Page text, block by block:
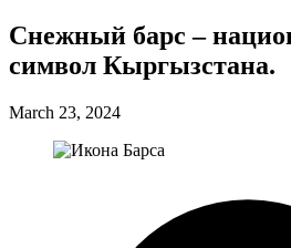
Снежный барс –
символ Кыргызстана.
March 23, 2024